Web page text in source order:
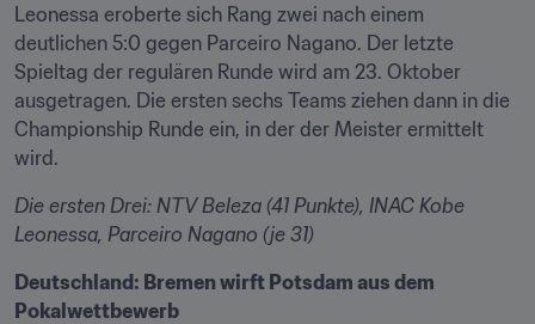
Leonessa eroberte sich Rang zwei nach einem
deutlichen 5:0 gegen Parceiro Nagano. Der letzte
Spieltag der regulären Runde wird am 23. Oktober
ausgetragen. Die ersten sechs Teams ziehen dann in die
Championship Runde ein, in der der Meister ermittelt
wird.
Die ersten Drei: NTV Beleza (41 Punkte), INAC Kobe
Leonessa, Parceiro Nagano (je 31)
Deutschland: Bremen wirft Potsdam aus dem
Pokalwettbewerb